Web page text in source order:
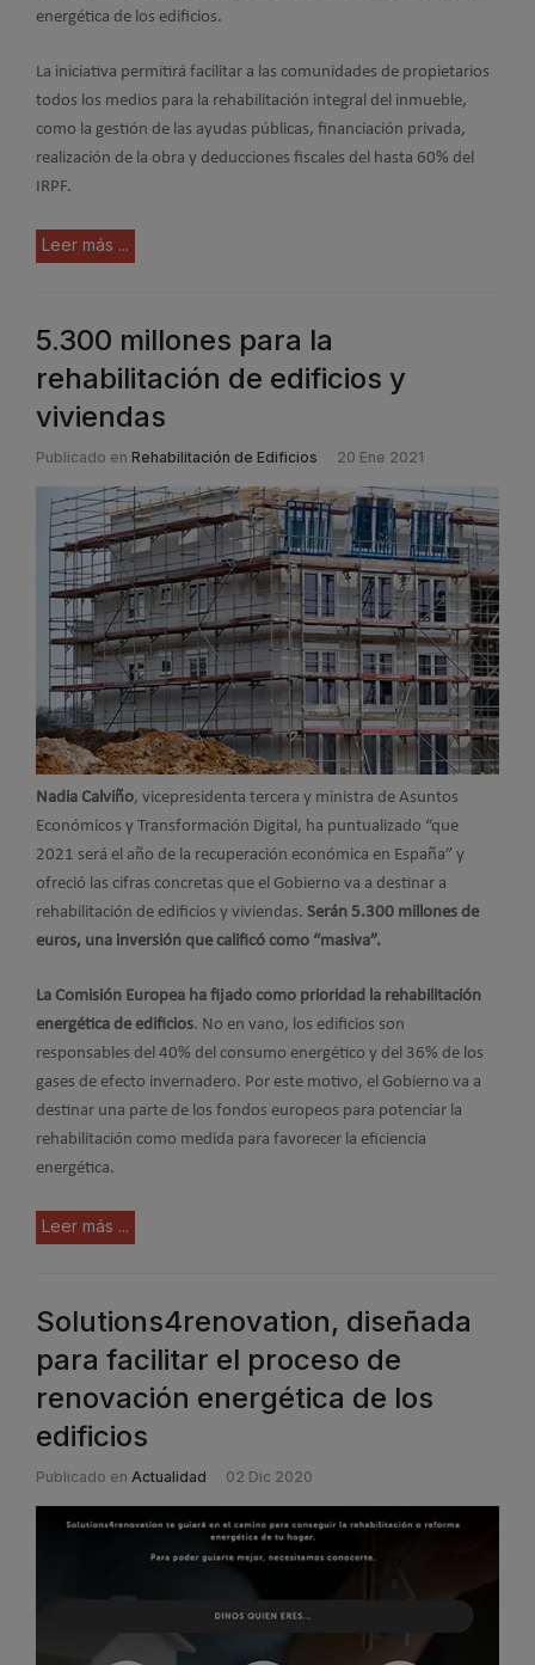
energética de los edificios.
La iniciativa permitirá facilitar a las comunidades de propietarios
todos los medios para la rehabilitación integral del inmueble,
como la gestión de las ayudas públicas, financiación privada,
realización de la obra y deducciones fiscales del hasta 60% del
IRPF.
Leer más ...
5.300 millones para la
rehabilitación de edificios y
viviendas
Publicado en Rehabilitación de Edificios 20 Ene 2021
Nadia Calviño, vicepresidenta tercera y ministra de Asuntos
Económicos y Transformación Digital, ha puntualizado “que
2021 será el año de la recuperación económica en España” y
ofreció las cifras concretas que el Gobierno va a destinar a
rehabilitación de edificios y viviendas. Serán 5.300 millones de
euros, una inversión que calificó como “masiva”.
La Comisión Europea ha fijado como prioridad la rehabilitación
energética de edificios. No en vano, los edificios son
responsables del 40% del consumo energético y del 36% de los
gases de efecto invernadero. Por este motivo, el Gobierno va a
destinar una parte de los fondos europeos para potenciar la
rehabilitación como medida para favorecer la eficiencia
energética.
Leer más ...
Solutions4renovation, diseñada
para facilitar el proceso de
renovación energética de los
edificios
Publicado en Actualidad 02 Dic 2020